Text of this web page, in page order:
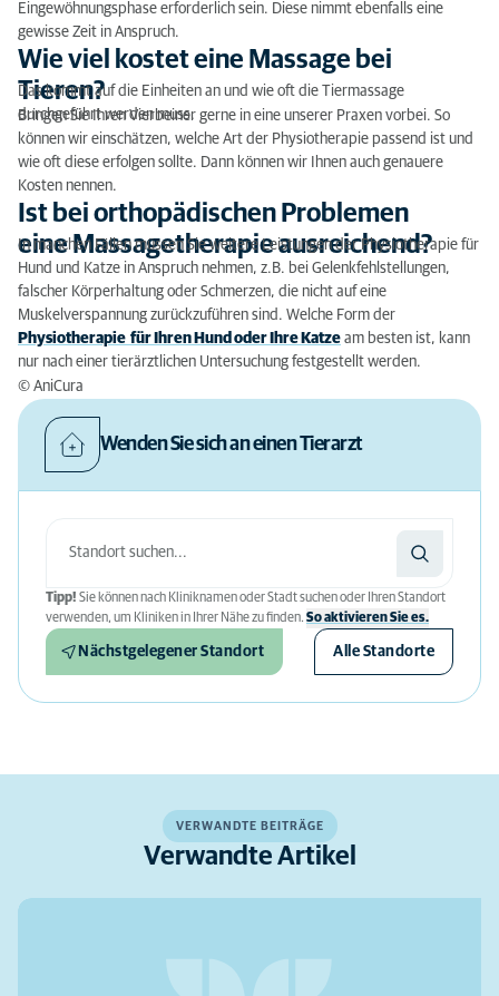
Eingewöhnungsphase erforderlich sein. Diese nimmt ebenfalls eine
gewisse Zeit in Anspruch.
Wie viel kostet eine Massage bei
Tieren?
Das kommt auf die Einheiten an und wie oft die Tiermassage
durchgeführt werden muss.
Bringen Sie Ihren Vierbeiner gerne in eine unserer Praxen vorbei. So
können wir einschätzen, welche Art der Physiotherapie passend ist und
wie oft diese erfolgen sollte. Dann können wir Ihnen auch genauere
Kosten nennen.
Ist bei orthopädischen Problemen
eine Massagetherapie ausreichend?
In manchen Fällen müssen Sie weitere Leistungen der Physiotherapie für
Hund und Katze in Anspruch nehmen, z.B. bei Gelenkfehlstellungen,
falscher Körperhaltung oder Schmerzen, die nicht auf eine
Muskelverspannung zurückzuführen sind. Welche Form der
Physiotherapie für Ihren Hund oder Ihre Katze am besten ist, kann
nur nach einer tierärztlichen Untersuchung festgestellt werden.
© AniCura
Wenden Sie sich an einen Tierarzt
Tipp! Sie können nach Kliniknamen oder Stadt suchen oder Ihren Standort
verwenden, um Kliniken in Ihrer Nähe zu finden. So aktivieren Sie es.
Nächstgelegener Standort Alle Standorte
VERWANDTE BEITRÄGE
Verwandte Artikel